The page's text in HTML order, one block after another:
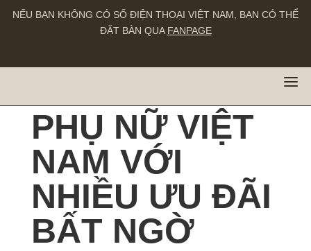
NẾU BẠN KHÔNG CÓ SỐ ĐIỆN THOẠI VIỆT NAM, BẠN CÓ THỂ
ĐẶT BÀN QUA FANPAGE
PHỤ NỮ VIỆT
NAM VỚI
NHIỀU ƯU ĐÃI
BẤT NGỜ